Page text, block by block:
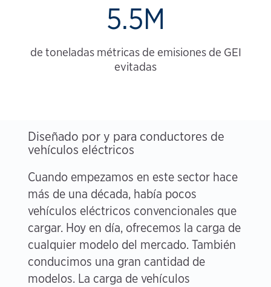
5.5M
de toneladas métricas de emisiones de GEI
evitadas
Diseñado por y para conductores de
vehículos eléctricos
Cuando empezamos en este sector hace
más de una década, había pocos
vehículos eléctricos convencionales que
cargar. Hoy en día, ofrecemos la carga de
cualquier modelo del mercado. También
conducimos una gran cantidad de
modelos. La carga de vehículos